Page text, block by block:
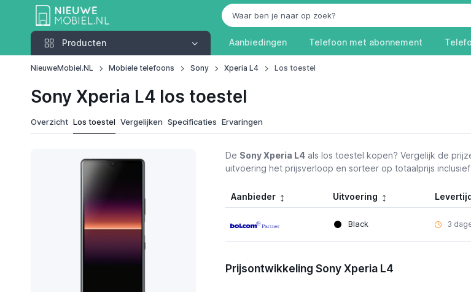
Producten
Producten Aanbiedingen Telefoon met abonnement
NieuweMobiel.NL Mobiele telefoons Sony Xperia L4 Los toestel
Sony Xperia L4 los toestel
Overzicht Los toestel Vergelijken Specificaties Ervaringen
De Sony Xperia L4als los toestel kopen? Vergelijk de
uitvoering het prijsverloop en sorteer op totaalprijs
Aanbieder Uitvoering
Black 3
Prijsontwikkeling Sony Xperia L4